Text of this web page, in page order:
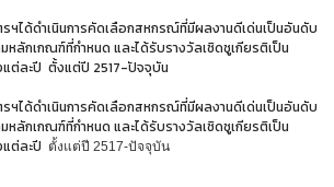
รฯได้ดำเนินการคัดเลือกสหกรณ์ที่มีผลงานดีเด่นเป็นอันดับ
หลักเกณฑ์ที่กำหนด และได้รับรางวัลเชิดชูเกียรติเป็น
ต่ละปี ตั้งแต่ปี 2517-ปัจจุบัน
รฯได้ดำเนินการคัดเลือกสหกรณ์ที่มีผลงานดีเด่นเป็นอันดับ
หลักเกณฑ์ที่กำหนด และได้รับรางวัลเชิดชูเกียรติเป็น
ต่ละปี ตั้งแต่ปี 2517-ปัจจุบัน